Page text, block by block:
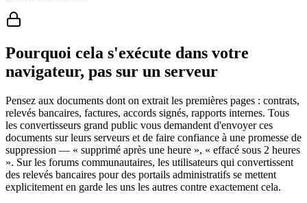
Pourquoi cela s'exécute dans votre
navigateur, pas sur un serveur
Pensez aux documents dont on extrait les premières pages : contrats,
relevés bancaires, factures, accords signés, rapports internes. Tous
les convertisseurs grand public vous demandent d'envoyer ces
documents sur leurs serveurs et de faire confiance à une promesse de
suppression — « supprimé après une heure », « effacé sous 2 heures
». Sur les forums communautaires, les utilisateurs qui convertissent
des relevés bancaires pour des portails administratifs se mettent
explicitement en garde les uns les autres contre exactement cela.